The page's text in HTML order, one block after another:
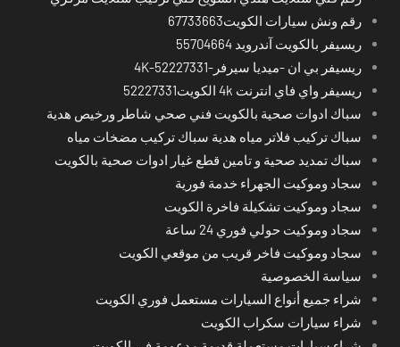
رقم ونش سيارات الكويت67733663
ريسيفر بالكويت آندرويد 55704664
ريسيفر بي ان -ميديا سيرفر-4K-52227331
ريسيفر واي فاي انترنت 4k الكويت52227331
سباك ادوات صحية بالكويت فني صحي شاطر ورخيص هدية
سباك تركيب فلاتر مياه هدية سباك تركيب مضخات مياه
سباك تمديد صحية و تامين قطع غيار ادوات صحية بالكويت
سجاد وموكيت الجهراء خدمة فورية
سجاد وموكيت تشكيلة فاخرة الكويت
سجاد وموكيت حولي فوري 24 ساعة
سجاد وموكيت فاخر قريب من موقعي الكويت
سياسة الخصوصية
شراء جميع أنواع السيارات مستعمل فوري الكويت
شراء سيارات سكراب الكويت